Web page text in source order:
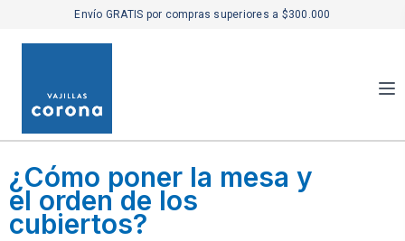
Envío GRATIS por compras superiores a $300.000
¿Cómo poner la mesa y
el orden de los
cubiertos?